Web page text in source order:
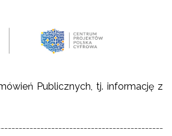
Publicznych, tj. informację z